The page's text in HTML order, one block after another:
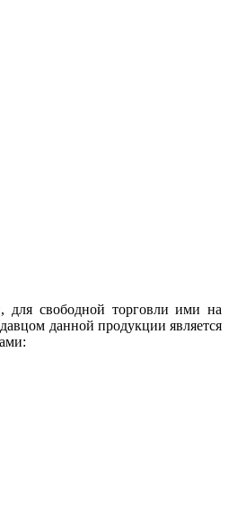
свободной торговли ими на
данной продукции является